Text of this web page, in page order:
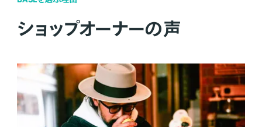
ショップオーナーの声